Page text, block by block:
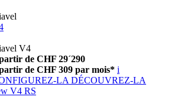
V4
de CHF 29´290
de CHF 309 par mois* i
LA DÉCOUVREZ-LA
V4 RS